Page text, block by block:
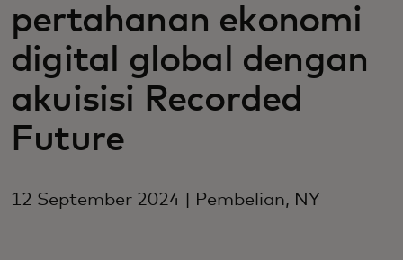
Untuk inovator
Berita dan tren
pertahanan ekonomi
digital global dengan
akuisisi Recorded
Future
12 September 2024 | Pembelian, NY